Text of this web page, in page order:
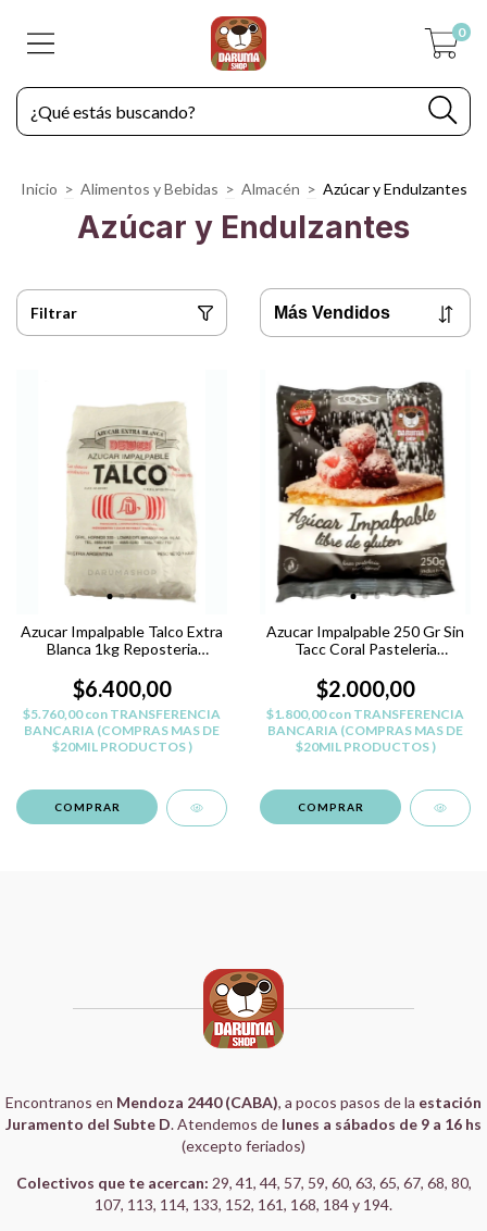
0
Inicio > Alimentos y Bebidas > Almacén > Azúcar y Endulzantes
Azúcar y Endulzantes
Filtrar
Azucar Impalpable Talco Extra
Blanca 1kg Reposteria
$6.400,00
$5.760,00con TRANSFERENCIA
BANCARIA (COMPRAS MAS DE
$20MIL PRODUCTOS )
Azucar Impalpable 250 Gr Sin
Tacc Coral Pasteleria
$2.000,00
$1.800,00con TRANSFERENCIA
BANCARIA (COMPRAS MAS DE
$20MIL PRODUCTOS )
Encontranos en Mendoza 2440 (CABA), a pocos pasos de la estación
Juramento del Subte D. Atendemos de lunes a sábados de 9 a 16 hs
(excepto feriados)
Colectivos que te acercan: 29, 41, 44, 57, 59, 60, 63, 65, 67, 68, 80,
107, 113, 114, 133, 152, 161, 168, 184 y 194.